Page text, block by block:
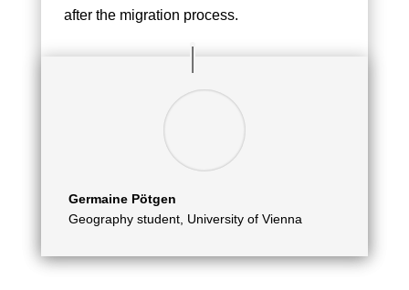
after the migration process.
Germaine Pötgen
Geography student, University of Vienna